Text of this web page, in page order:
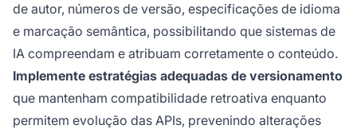
de autor, números de versão, especificações de idioma
e marcação semântica, possibilitando que sistemas de
IA compreendam e atribuam corretamente o conteúdo.
Implemente estratégias adequadas de versionamento
que mantenham compatibilidade retroativa enquanto
permitem evolução das APIs, prevenindo alterações